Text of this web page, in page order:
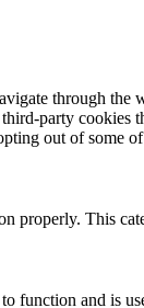
through the
party
out of some
properly. This
and is